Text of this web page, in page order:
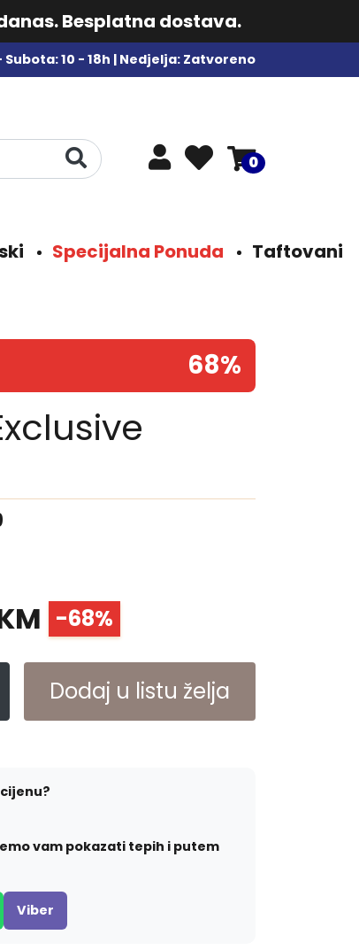
Besplatna dostava.
10 - 18h | Nedjelja: Zatvoreno
0
Specijalna Ponuda Taftovani
68%
-68%
Dodaj u listu želja
vam pokazati tepih i putem
Viber